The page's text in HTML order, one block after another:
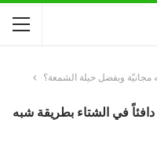
مجانيّة وبفضل حيلة الشمعة؟
في الشتاء بطريقة شبه